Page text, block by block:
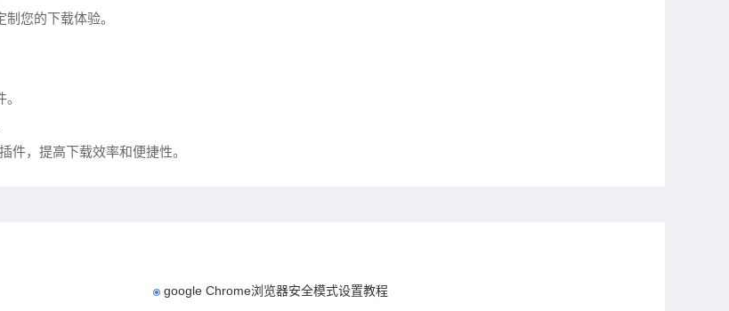
您的下载体验。
件，提高下载效率和便捷性。
google Chrome浏览器安全模式设置教程